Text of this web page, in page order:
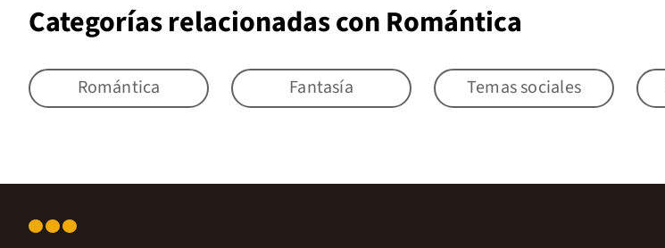
Categorías relacionadas con Romántica
Romántica Fantasía Temas sociales